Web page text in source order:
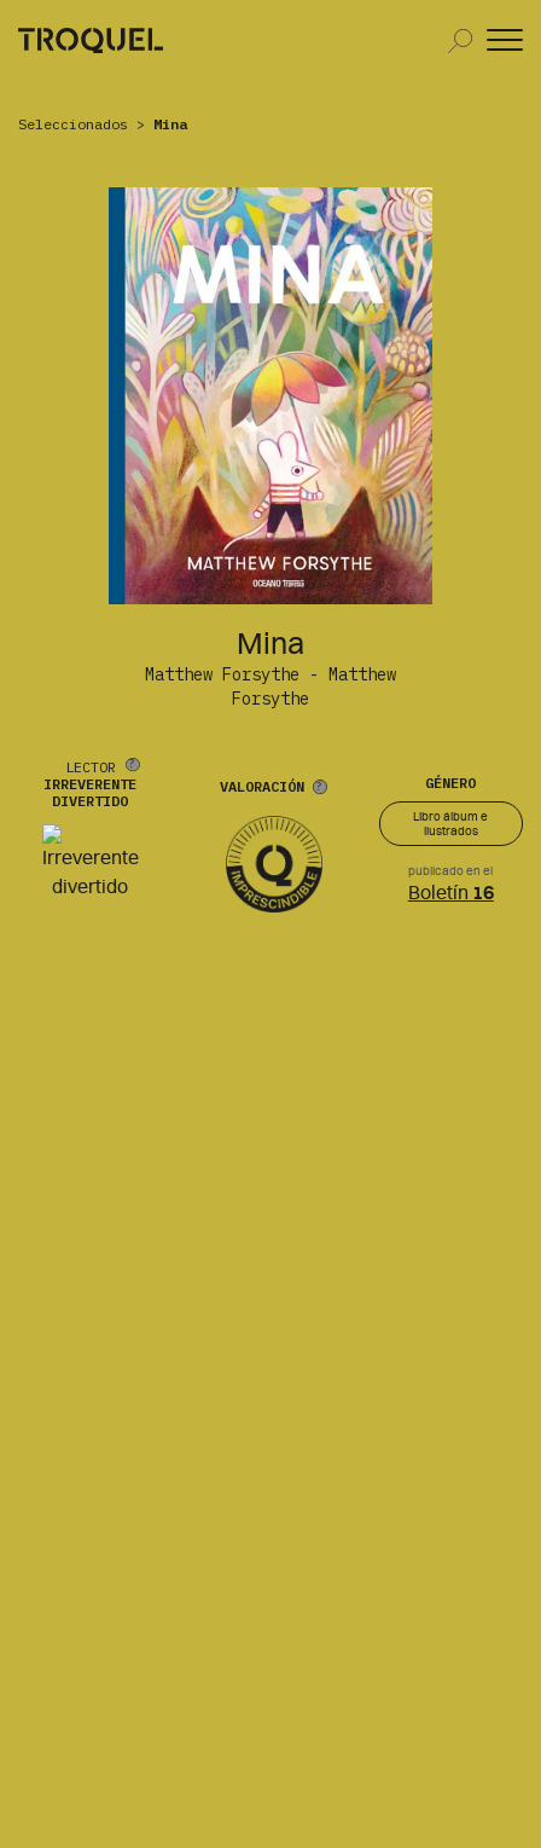
Seleccionados > Mina
Mina
Matthew Forsythe - Matthew
Forsythe
LECTOR
IRREVERENTE
DIVERTIDO
VALORACIÓN GÉNERO
Libro álbum e
ilustrados
publicado en el
Boletín 16